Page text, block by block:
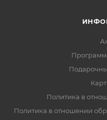
Политика в
Политика в отношении